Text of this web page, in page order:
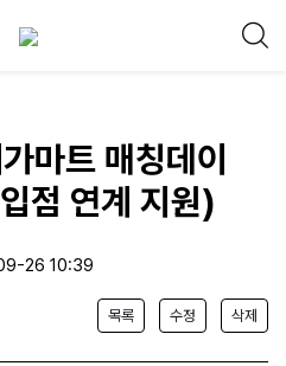
마트 매칭데이
점 연계 지원)
26 10:39
목록 수정 삭제